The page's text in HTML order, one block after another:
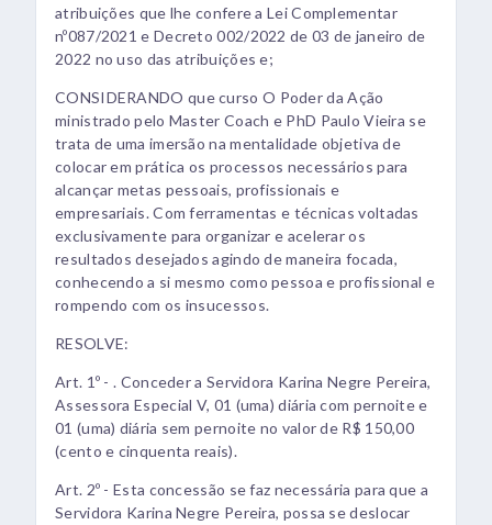
atribuições que lhe confere a Lei Complementar
nº087/2021 e Decreto 002/2022 de 03 de janeiro de
2022 no uso das atribuições e;
CONSIDERANDO que curso O Poder da Ação
ministrado pelo Master Coach e PhD Paulo Vieira se
trata de uma imersão na mentalidade objetiva de
colocar em prática os processos necessários para
alcançar metas pessoais, profissionais e
empresariais. Com ferramentas e técnicas voltadas
exclusivamente para organizar e acelerar os
resultados desejados agindo de maneira focada,
conhecendo a si mesmo como pessoa e profissional e
rompendo com os insucessos.
RESOLVE:
Art. 1º - . Conceder a Servidora Karina Negre Pereira,
Assessora Especial V, 01 (uma) diária com pernoite e
01 (uma) diária sem pernoite no valor de R$ 150,00
(cento e cinquenta reais).
Art. 2º - Esta concessão se faz necessária para que a
Servidora Karina Negre Pereira, possa se deslocar